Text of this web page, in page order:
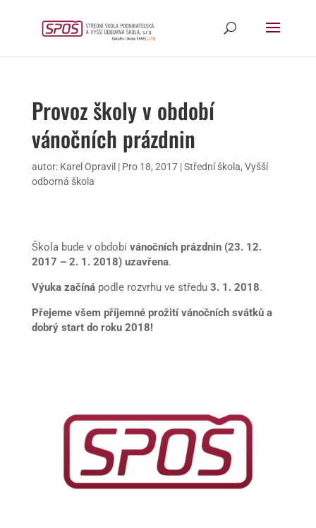
Provoz školy v období
vánočních prázdnin
autor: Karel Opravil | Pro 18, 2017|Střední škola, Vyšší
odborná škola
Škola bude v období vánočních prázdnin (23. 12.
2017 – 2. 1. 2018) uzavřena.
Výuka začínápodle rozvrhu ve středu 3. 1. 2018.
Přejeme všem příjemné prožití vánočních svátků a
dobrý start do roku 2018!